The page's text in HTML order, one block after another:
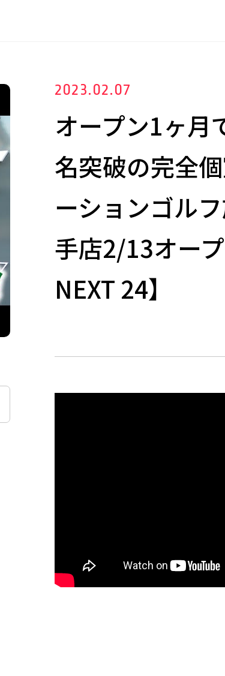
2023.02.07
オープン1ヶ月
名突破の完全
ーションゴル
手店2/13オー
NEXT 24】